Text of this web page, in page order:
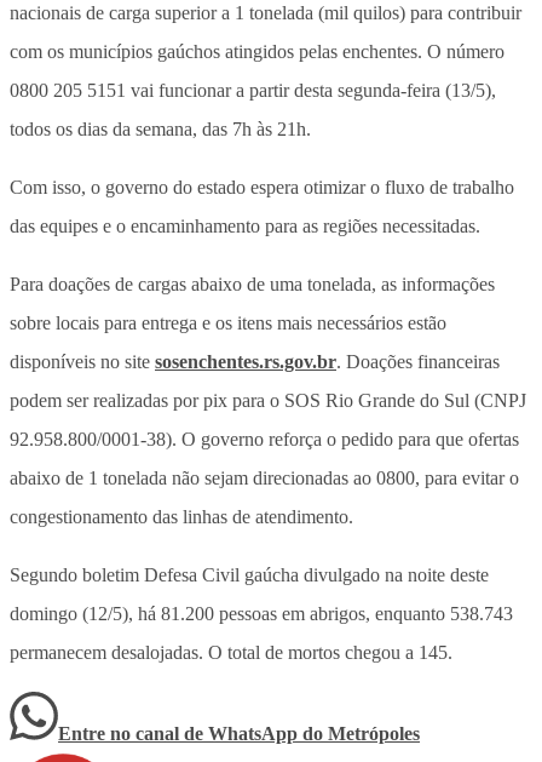
nacionais de carga superior a 1 tonelada (mil quilos) para contribuir
com os municípios gaúchos atingidos pelas enchentes. O número
0800 205 5151 vai funcionar a partir desta segunda-feira (13/5),
todos os dias da semana, das 7h às 21h.
Com isso, o governo do estado espera otimizar o fluxo de trabalho
das equipes e o encaminhamento para as regiões necessitadas.
Para doações de cargas abaixo de uma tonelada, as informações
sobre locais para entrega e os itens mais necessários estão
disponíveis no site sosenchentes.rs.gov.br. Doações financeiras
podem ser realizadas por pix para o SOS Rio Grande do Sul (CNPJ
92.958.800/0001-38). O governo reforça o pedido para que ofertas
abaixo de 1 tonelada não sejam direcionadas ao 0800, para evitar o
congestionamento das linhas de atendimento.
Segundo boletim Defesa Civil gaúcha divulgado na noite deste
domingo (12/5), há 81.200 pessoas em abrigos, enquanto 538.743
permanecem desalojadas. O total de mortos chegou a 145.
Entre no canal de WhatsApp do Metrópoles